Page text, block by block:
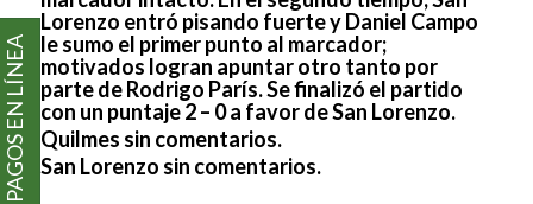
Lorenzo entró pisando fuerte y Daniel Campo
le sumo el primer punto al marcador;
motivados logran apuntar otro tanto por
parte de Rodrigo París. Se finalizó el partido
con un puntaje 2 – 0 a favor de San Lorenzo.
Quilmes sin comentarios.
San Lorenzo sin comentarios.
PAGOS EN LÍNEA